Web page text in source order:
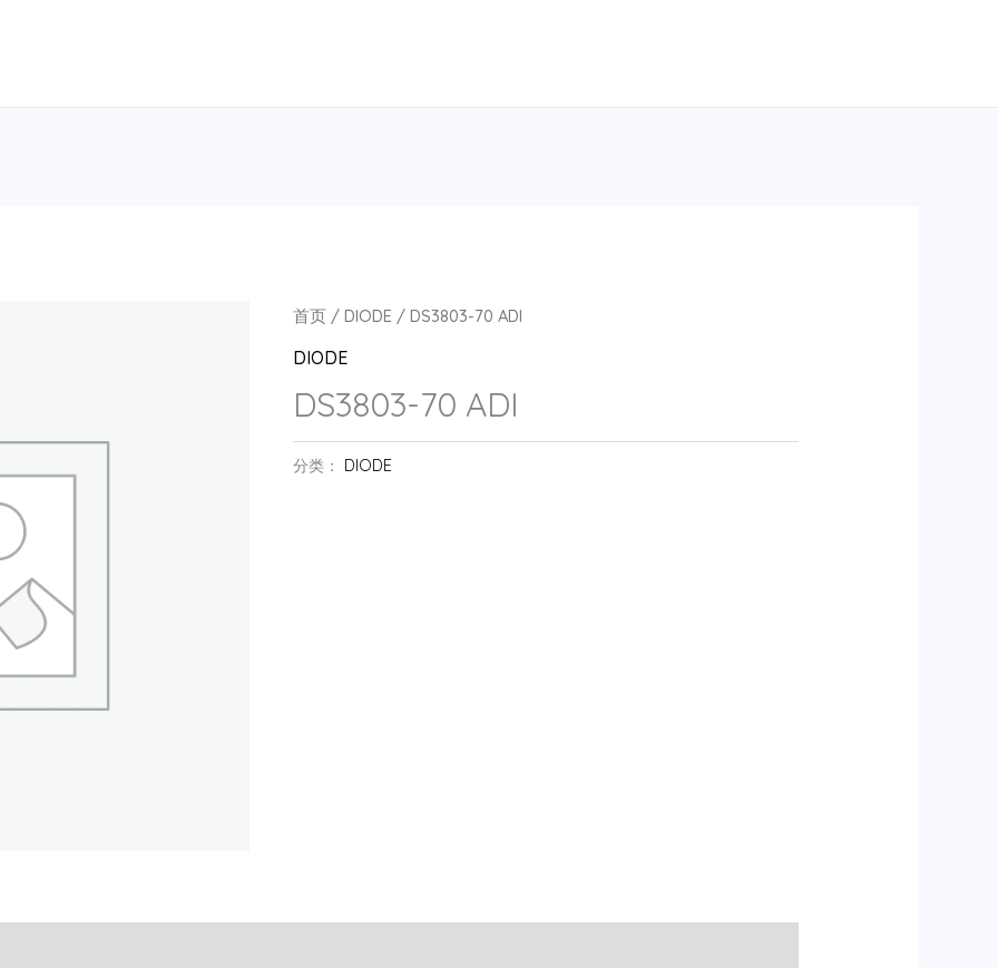
首页 /DIODE / DS3803-70 ADI
DIODE
DS3803-70 ADI
分类： DIODE